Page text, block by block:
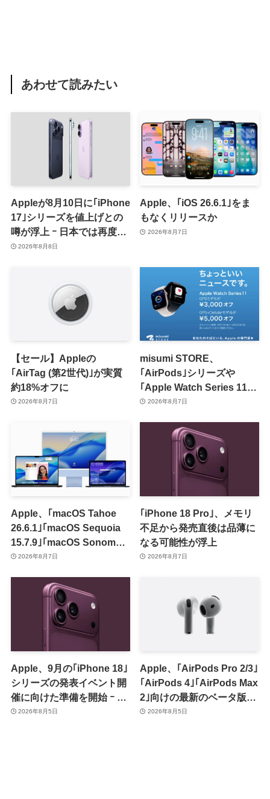
あわせて読みたい
Appleが8月10日に｢iPhone
17｣シリーズを値上げとの
噂が浮上 ｰ 日本では再度値
上げの可能性も?!
2026年8月8日
Apple、｢iOS 26.6.1｣をま
もなくリリースか
2026年8月7日
【セール】Appleの
｢AirTag (第2世代)｣が実質
約18%オフに
2026年8月7日
misumi STORE、
｢AirPods｣シリーズや
｢Apple Watch Series 11｣
のセールを開催中
2026年8月7日
Apple、｢macOS Tahoe
26.6.1｣｢macOS Sequoia
15.7.9｣｢macOS Sonoma
14.8.9｣をリリース ｰ 画面共
2026年8月7日
｢iPhone 18 Pro｣、メモリ
不足から発売直後は品薄に
なる可能性が浮上
2026年8月7日
Apple、9月の｢iPhone 18｣
シリーズの発表イベント開
催に向けた準備を開始 ｰ 9
月8日か9月9日に開催見込
2026年8月5日
Apple、｢AirPods Pro 2/3｣
｢AirPods 4｣｢AirPods Max
2｣向けの最新のベータ版フ
ァームウェア｢9A5336b｣を
2026年8月5日